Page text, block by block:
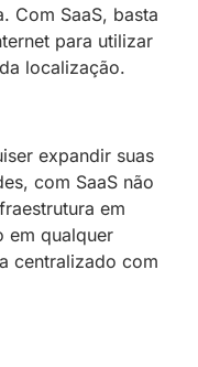
Com SaaS, basta
para utilizar
localização.
expandir suas
com SaaS não
em
em qualquer
centralizado com